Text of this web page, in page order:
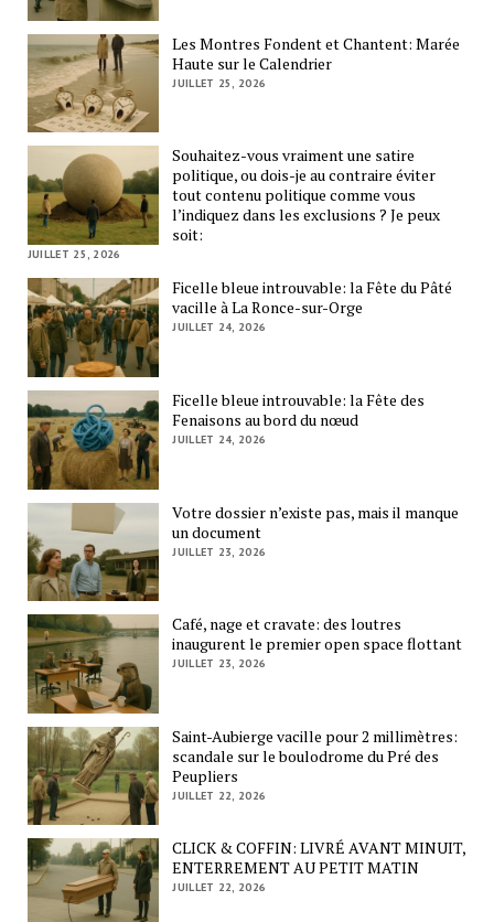
Les Montres Fondent et Chantent: Marée
Haute sur le Calendrier
JUILLET 25, 2026
Souhaitez-vous vraiment une satire
politique, ou dois-je au contraire éviter
tout contenu politique comme vous
l’indiquez dans les exclusions ? Je peux
soit:
JUILLET 25, 2026
Ficelle bleue introuvable: la Fête du Pâté
vacille à La Ronce-sur-Orge
JUILLET 24, 2026
Ficelle bleue introuvable: la Fête des
Fenaisons au bord du nœud
JUILLET 24, 2026
Votre dossier n’existe pas, mais il manque
un document
JUILLET 23, 2026
Café, nage et cravate: des loutres
inaugurent le premier open space flottant
JUILLET 23, 2026
Saint-Aubierge vacille pour 2 millimètres:
scandale sur le boulodrome du Pré des
Peupliers
JUILLET 22, 2026
CLICK & COFFIN: LIVRÉ AVANT MINUIT,
ENTERREMENT AU PETIT MATIN
JUILLET 22, 2026